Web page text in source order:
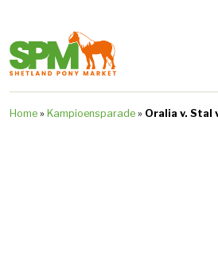
Home » Kampioensparade » Oralia v. Stal